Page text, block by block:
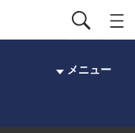
メニュー